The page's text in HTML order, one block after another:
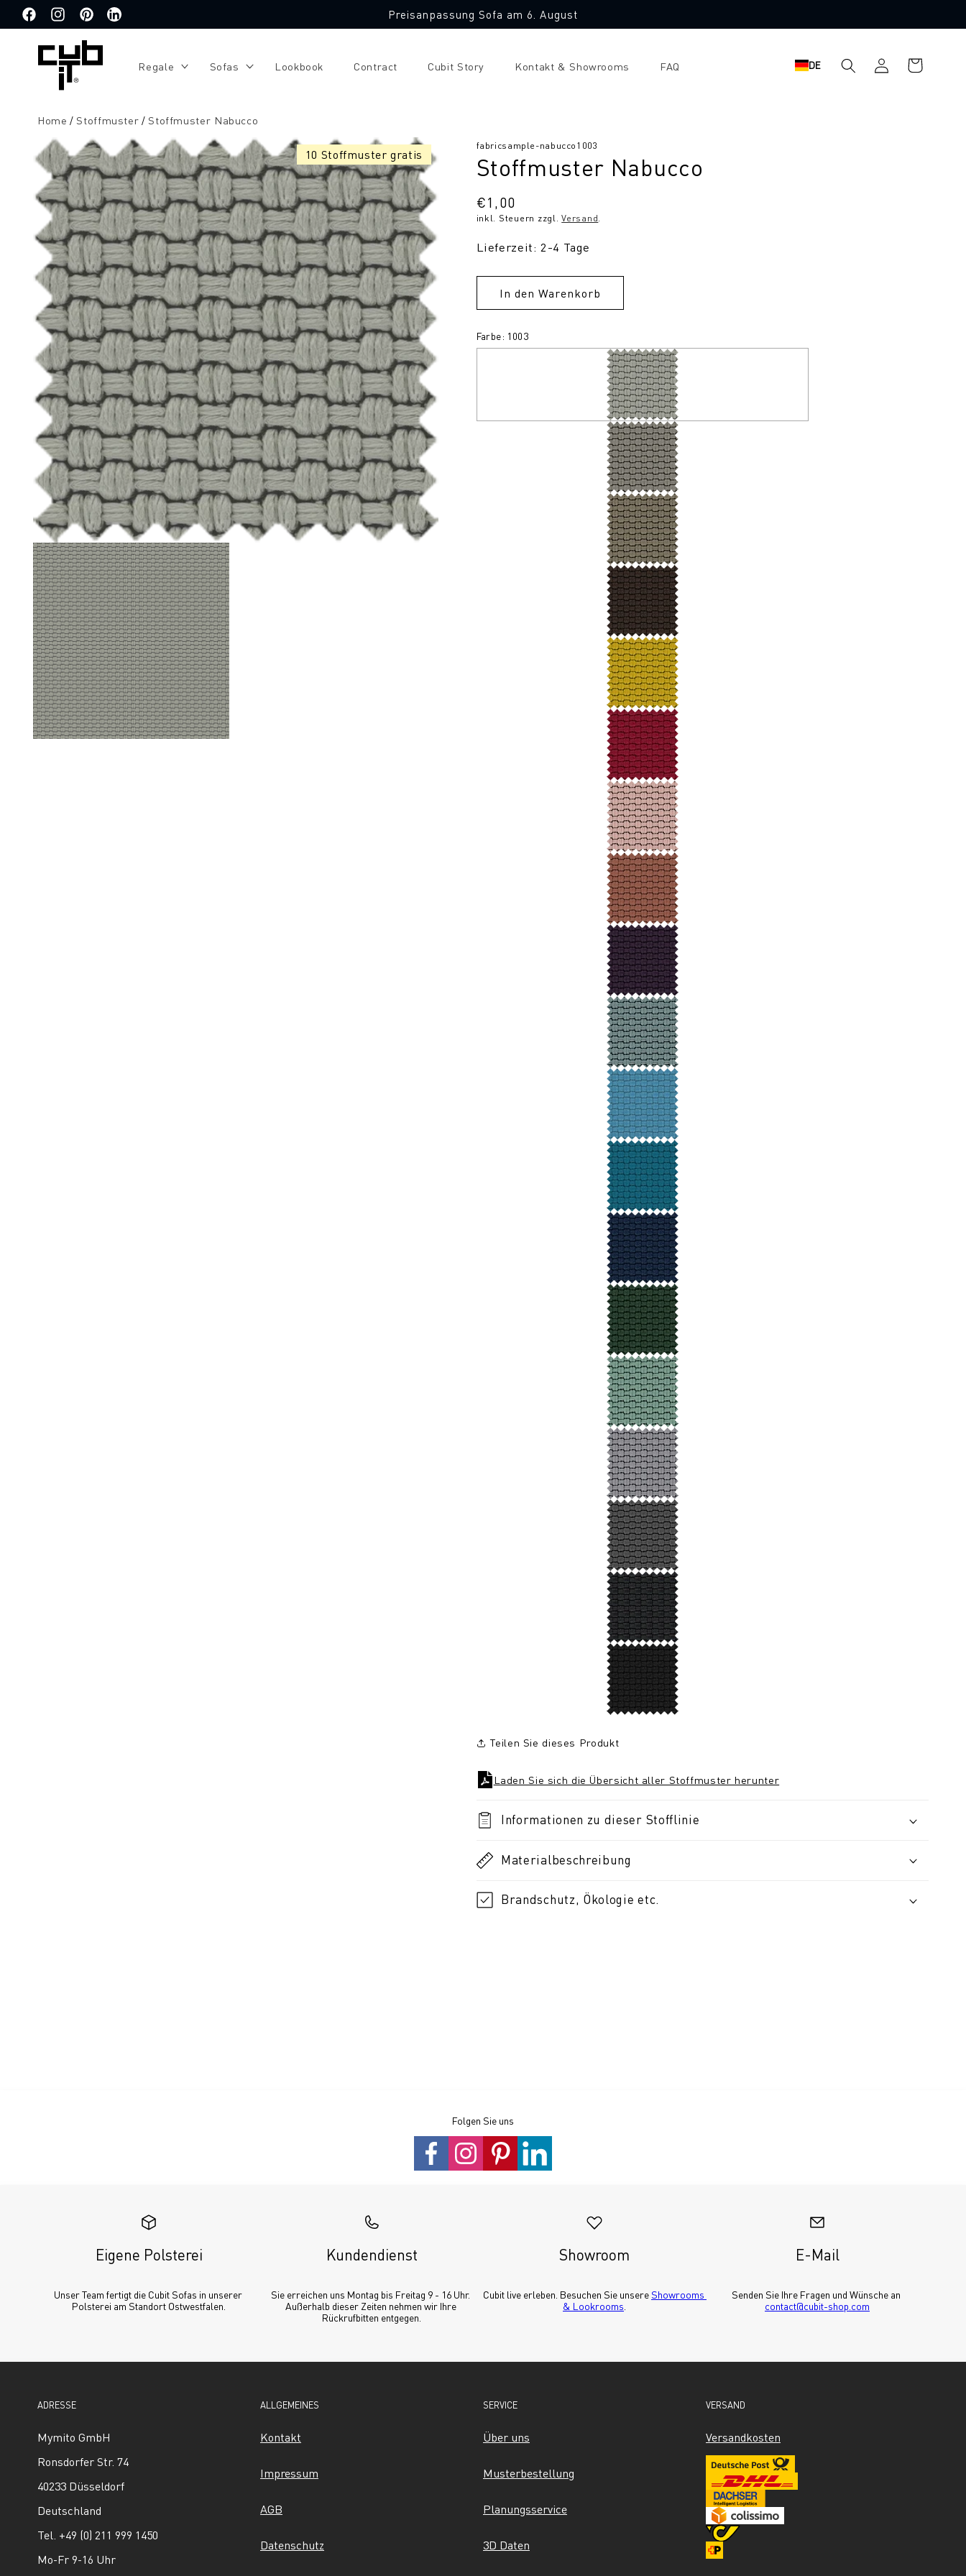
zum
Inhalt
FacebookInstagramPinterestTranslation
Preisanpassung Sofa am 6. August
Regale Sofas Lookbook Contract Cubit Story Kontakt & Showrooms FAQ DE EinloggenWarenkorb
Home Stoffmuster Stoffmuster Nabucco
Produktinformationen
springen
10 Stoffmuster gratis
SKU:
fabricsample-nabucco1003
Stoffmuster Nabucco
Normaler
Preis
€1,00
inkl. Steuern zzgl.Versand.
Lieferzeit: 2-4 Tage
In den Warenkorb
Farbe: 1003
Teilen Sie dieses Produkt
Laden Sie sich die Übersicht aller Stoffmuster herunter
Informationen zu dieser Stofflinie
Materialbeschreibung
Brandschutz, Ökologie etc.
Folgen Sie uns
Eigene Polsterei
Unser Team fertigt die Cubit Sofas in unserer
Polsterei am Standort Ostwestfalen.
Kundendienst
Sie erreichen uns Montag bis Freitag 9 - 16 Uhr.
Außerhalb dieser Zeiten nehmen wir Ihre
Rückrufbitten entgegen.
Showroom
Cubit live erleben. Besuchen Sie unsere Showrooms
& Lookrooms
E-Mail
contact@cubit-shop.com
ADRESSE
Mymito GmbH
Ronsdorfer Str. 74
40233 Düsseldorf
Deutschland
Tel. +49 (0) 211 999 1450
Mo-Fr 9-16 Uhr
ALLGEMEINES
Kontakt
Impressum
AGB
Datenschutz
SERVICE
Über uns
Musterbestellung
Planungsservice
3D Daten
VERSAND
Versandkosten